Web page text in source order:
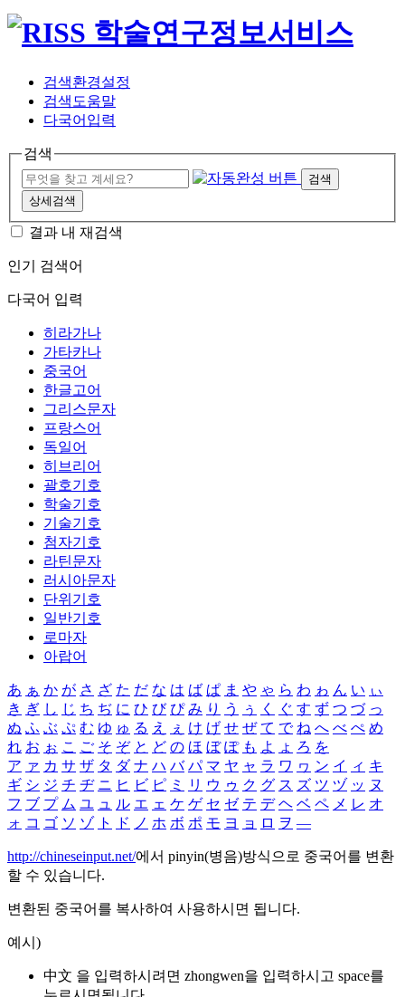
검색환경설정
검색도움말
다국어입력
검색
검색
상세검색
결과 내 재검색
인기 검색어
다국어 입력
히라가나
가타카나
중국어
한글고어
그리스문자
프랑스어
독일어
히브리어
괄호기호
학술기호
기술기호
첨자기호
라틴문자
러시아문자
단위기호
일반기호
로마자
아랍어
あ ぁ か が さ ざ た だ な は ば ぱ ま や ゃ ら わ ゎ ん い ぃ
き ぎ し じ ち ぢ に ひ び ぴ み り う ぅ く ぐ す ず つ づ っ
ぬ ふ ぶ ぷ む ゆ ゅ る え ぇ け げ せ ぜ て で ね へ べ ぺ め
れ お ぉ こ ご そ ぞ と ど の ほ ぼ ぽ も よ ょ ろ を
ア ァ カ サ ザ タ ダ ナ ハ バ パ マ ヤ ャ ラ ワ ヮ ン イ ィ キ
ギ シ ジ チ ヂ ニ ヒ ビ ピ ミ リ ウ ゥ ク グ ス ズ ツ ヅ ッ ヌ
フ ブ プ ム ユ ュ ル エ ェ ケ ゲ セ ゼ テ デ ヘ ベ ペ メ レ オ
ォ コ ゴ ソ ゾ ト ド ノ ホ ボ ポ モ ヨ ョ ロ ヲ ―
http://chineseinput.net/에서 pinyin(병음)방식으로 중국어를 변환
할 수 있습니다.
변환된 중국어를 복사하여 사용하시면 됩니다.
예시)
中文 을 입력하시려면 zhongwen을 입력하시고 space를